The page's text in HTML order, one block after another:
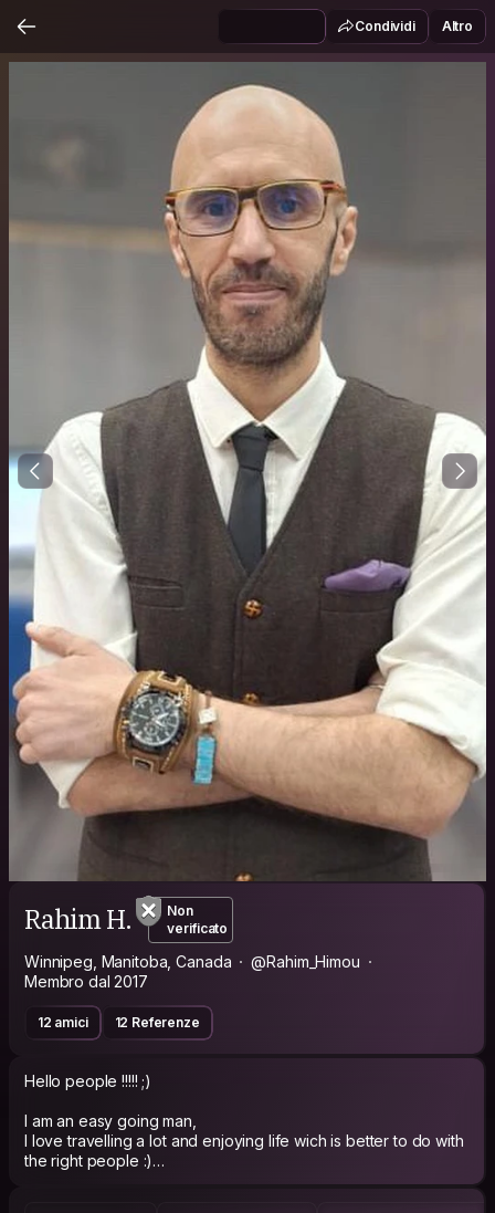
Condividi Altro
Rahim H.
Non
verificato
Winnipeg, Manitoba, Canada
@Rahim_Himou
Membro dal 2017
12 amici 12 Referenze
Hello people !!!!! ;)
I am an easy going man,
I love travelling a lot and enjoying life wich is better to do with
the right people :)